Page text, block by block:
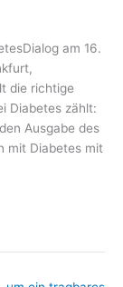
am 16.
die richtige
Diabetes zählt:
Ausgabe des
mit Diabetes mit